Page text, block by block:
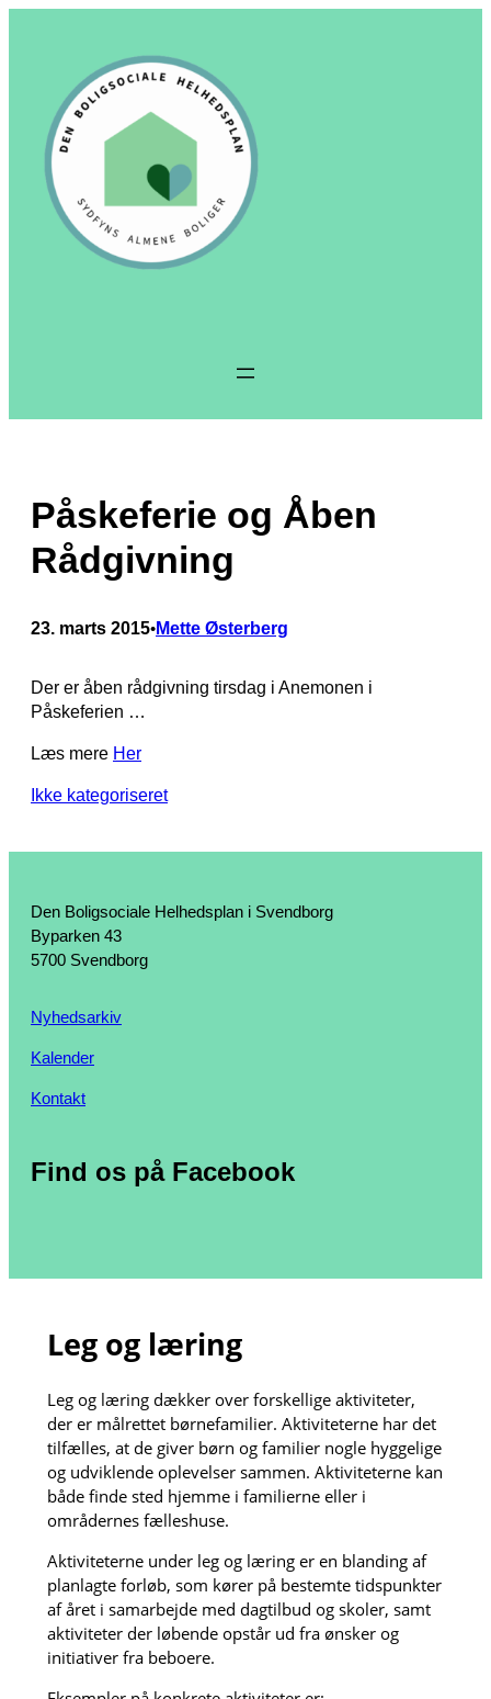
Påskeferie og Åben
Rådgivning
23. marts 2015•Mette Østerberg
Der er åben rådgivning tirsdag i Anemonen i
Påskeferien …
Læs mere Her
Ikke kategoriseret
Den Boligsociale Helhedsplan i Svendborg
Byparken 43
5700 Svendborg
Nyhedsarkiv
Kalender
Kontakt
Find os på Facebook
Leg og læring
Leg og læring dækker over forskellige aktiviteter,
der er målrettet børnefamilier. Aktiviteterne har det
tilfælles, at de giver børn og familier nogle hyggelige
og udviklende oplevelser sammen. Aktiviteterne kan
både finde sted hjemme i familierne eller i
områdernes fælleshuse.
Aktiviteterne under leg og læring er en blanding af
planlagte forløb, som kører på bestemte tidspunkter
af året i samarbejde med dagtilbud og skoler, samt
aktiviteter der løbende opstår ud fra ønsker og
initiativer fra beboere.